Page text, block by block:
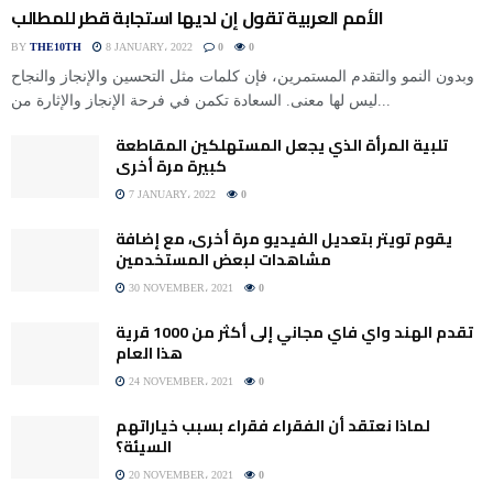
الأمم العربية تقول إن لديها استجابة قطر للمطالب
BY THE10TH 8 JANUARY، 2022 0 0
وبدون النمو والتقدم المستمرين، فإن كلمات مثل التحسين والإنجاز والنجاح
ليس لها معنى. السعادة تكمن في فرحة الإنجاز والإثارة من...
تلبية المرأة الذي يجعل المستهلكين المقاطعة
كبيرة مرة أخرى
7 JANUARY، 2022 0
يقوم تويتر بتعديل الفيديو مرة أخرى، مع إضافة
مشاهدات لبعض المستخدمين
30 NOVEMBER، 2021 0
تقدم الهند واي فاي مجاني إلى أكثر من 1000 قرية
هذا العام
24 NOVEMBER، 2021 0
لماذا نعتقد أن الفقراء فقراء بسبب خياراتهم
السيئة؟
20 NOVEMBER، 2021 0